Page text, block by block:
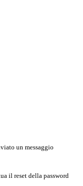
un messaggio
il reset della password